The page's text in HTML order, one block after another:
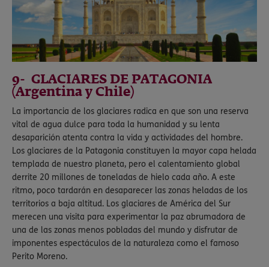
9- GLACIARES DE PATAGONIA
(Argentina y Chile)
La importancia de los glaciares radica en que son una reserva
vital de agua dulce para toda la humanidad y su lenta
desaparición atenta contra la vida y actividades del hombre.
Los glaciares de la Patagonia constituyen la mayor capa helada
templada de nuestro planeta, pero el calentamiento global
derrite 20 millones de toneladas de hielo cada año. A este
ritmo, poco tardarán en desaparecer las zonas heladas de los
territorios a baja altitud. Los glaciares de América del Sur
merecen una visita para experimentar la paz abrumadora de
una de las zonas menos pobladas del mundo y disfrutar de
imponentes espectáculos de la naturaleza como el famoso
Perito Moreno.